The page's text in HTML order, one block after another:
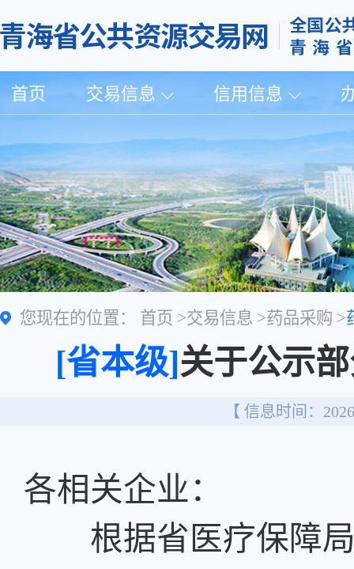
首页 交易信息 信用信息
您现在的位置： 首页 >交易信息 >药品采购 >
[省本级]关于公示
【 信息时间：
各相关企业：
根据省医疗保障局